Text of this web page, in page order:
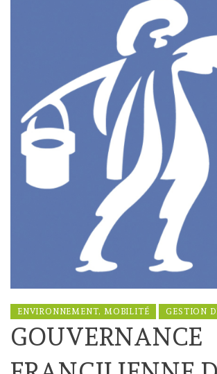
ENVIRONNEMENT, MOBILITÉ GESTION
GOUVERNANCE